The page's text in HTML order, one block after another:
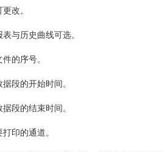
改。
与历史曲线可选。
的序号。
段的开始时间。
段的结束时间。
印的通道。